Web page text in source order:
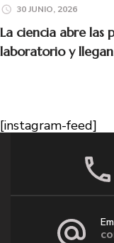
30 JUNIO, 2026
La ciencia abre las
laboratorio y llegan
[instagram-feed]